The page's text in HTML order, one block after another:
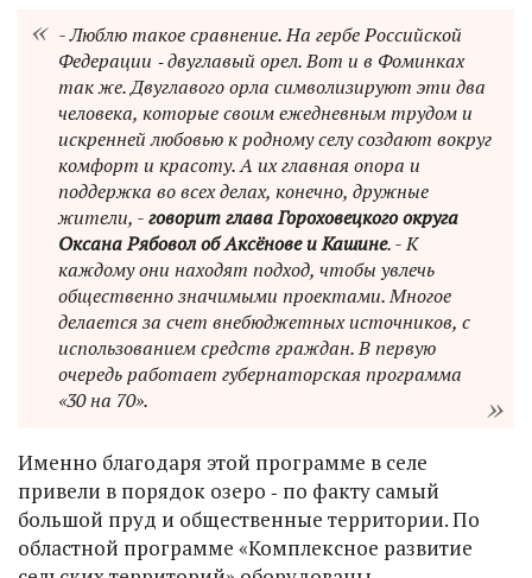
- Люблю такое сравнение. На гербе Российской
Федерации ‑ двуглавый орел. Вот и в Фоминках
так же. Двуглавого орла символизируют эти два
человека, которые своим ежедневным трудом и
искренней любовью к родному селу создают вокруг
комфорт и красоту. А их главная опора и
поддержка во всех делах, конечно, дружные
жители, -говорит глава Гороховецкого округа
Оксана Рябовол об Аксёнове и Кашине. - К
каждому они находят подход, чтобы увлечь
общественно значимыми проектами. Многое
делается за счет внебюджетных источников, с
использованием средств граждан. В первую
очередь работает губернаторская программа
«30 на 70».
Именно благодаря этой программе в селе
привели в порядок озеро ‑ по факту самый
большой пруд и общественные территории. По
областной программе «Комплексное развитие